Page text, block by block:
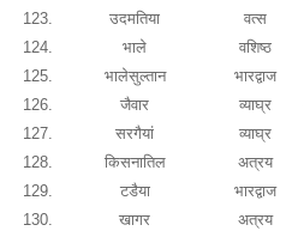
123.
उदमतिया वत्स
124.
भाले वशिष्ठ
125.
भालेसुल्तान भारद्वाज
126.
जैवार व्याघ्र
127.
सरगैयां व्याघ्र
128.
किसनातिल अत्रय
129.
टडैया भारद्वाज
130.
खागर अत्रय